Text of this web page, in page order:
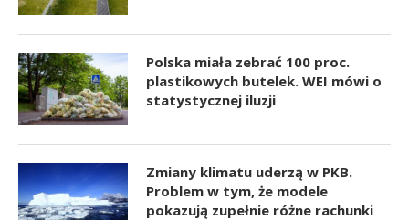
Polska miała zebrać 100 proc.
plastikowych butelek. WEI mówi o
statystycznej iluzji
Zmiany klimatu uderzą w PKB.
Problem w tym, że modele
pokazują zupełnie różne rachunki